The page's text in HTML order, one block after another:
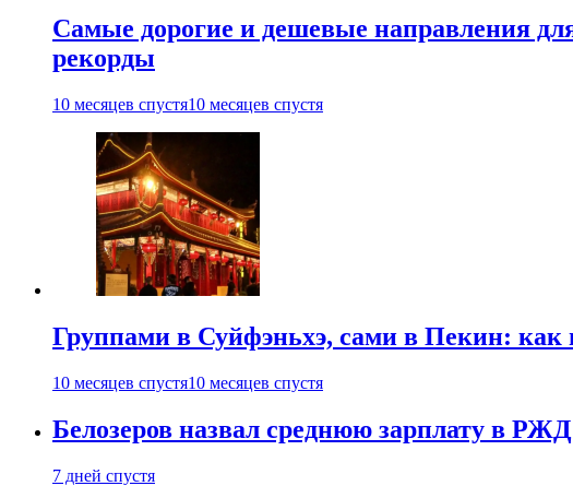
Самые дорогие и дешевые направления
рекорды
10 месяцев спустя10 месяцев спустя
Группами в Суйфэньхэ, сами в Пекин: как
10 месяцев спустя10 месяцев спустя
Белозеров назвал среднюю зарплату в РЖД
7 дней спустя